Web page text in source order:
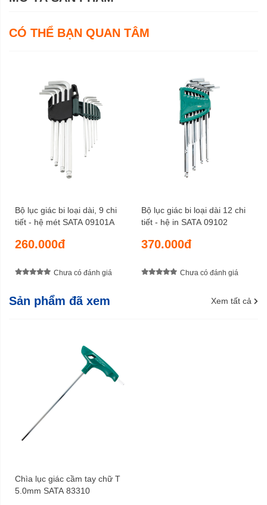
CÓ THỂ BẠN QUAN TÂM
Bộ lục giác bi loại dài, 9 chi
tiết - hệ mét SATA 09101A
260.000đ
Chưa có đánh giá
Bộ lục giác bi loại dài 12 chi
tiết - hệ in SATA 09102
370.000đ
Chưa có đánh giá
Sản phẩm đã xem Xem tất cả
Chìa lục giác cầm tay chữ T
5.0mm SATA 83310